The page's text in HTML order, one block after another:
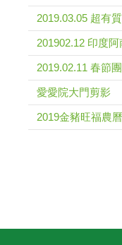
2019.03.05 超有
201902.12 印度
2019.02.11 春節
愛愛院大門剪影
2019金豬旺福農